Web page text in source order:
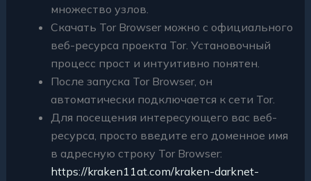
множество узлов.
Скачать Tor Browser можно с официального
веб-ресурса проекта Tor. Установочный
процесс прост и интуитивно понятен.
После запуска Tor Browser, он
автоматически подключается к сети Tor.
Для посещения интересующего вас веб-
ресурса, просто введите его доменное имя
в адресную строку Tor Browser:
https://kraken11at.com/kraken-darknet-